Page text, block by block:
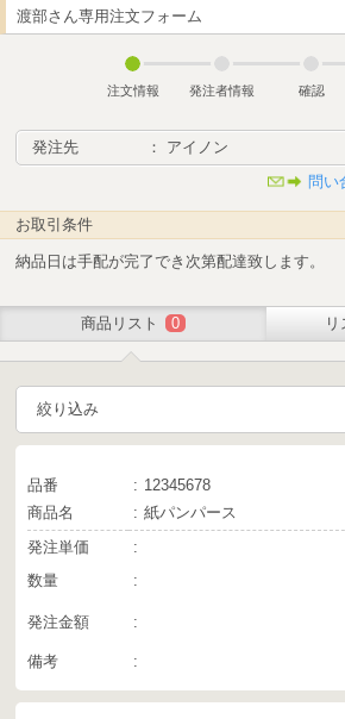
渡部さん専用注文フォーム
注文情報 発注者情報 確認
発注先
： アイノン
問い
お取引条件
納品日は手配が完了でき次第配達致します。
商品リスト 0
絞り込み
品番
12345678
商品名
紙パンパース
発注単価
数量
発注金額
備考